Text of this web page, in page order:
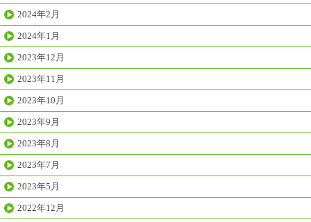
2024年2月
2024年1月
2023年12月
2023年11月
2023年10月
2023年9月
2023年8月
2023年7月
2023年5月
2022年12月